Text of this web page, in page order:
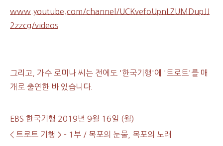
www.youtube.com/channel/UCKvefoUpnLZUMDupJJ
2zzcg/videos
그리고, 가수 로미나 씨는 전에도 '한국기행'에 '트로트'를 매
개로 출연한 바 있습니다.
EBS 한국기행 2019년 9월 16일 (월)
< 트로트 기행 > - 1부 / 목포의 눈물, 목포의 노래